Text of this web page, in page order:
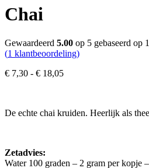
Chai
Gewaardeerd 5.00 op 5 gebaseerd op 1
(1 klantbeoordeling)
€ 7,30 - € 18,05Prijsklasse:
De echte chai kruiden. Heerlijk als
Zetadvies:
Water 100 graden – 2 gram per kopje